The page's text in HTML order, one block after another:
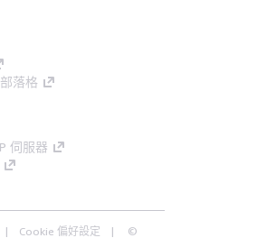
落格
伺服器
Cookie 偏好設定 ©